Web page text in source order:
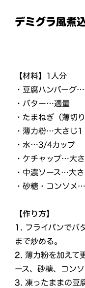
デミグラ風煮
【材料】 1人分
・豆腐ハンバーグ
・バター…適量
・たまねぎ（薄切
・薄力粉…大さじ1
・水…3/4カップ
・ケチャップ…大
・中濃ソース…大
・砂糖・コンソメ
【作り方】
1. フライパンでバ
まで炒める。
2. 薄力粉を加えて
ース、砂糖、コン
3. 凍ったままの豆